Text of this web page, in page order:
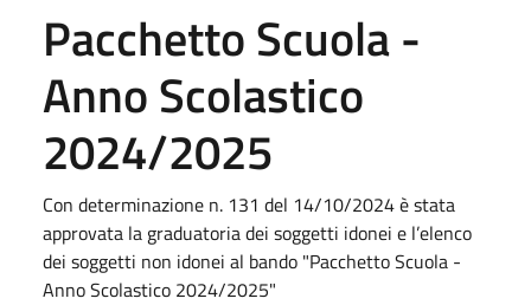
Pacchetto Scuola -
Anno Scolastico
2024/2025
Con determinazione n. 131 del 14/10/2024 è stata
approvata la graduatoria dei soggetti idonei e l’elenco
dei soggetti non idonei al bando "Pacchetto Scuola -
Anno Scolastico 2024/2025"